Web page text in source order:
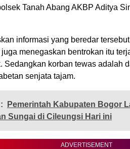
Tanah Abang AKBP Aditya
informasi yang beredar
menegaskan bentrokan itu
Sedangkan korban tewas adalah
senjata tajam.
Pemerintah Kabupaten Bogor
Sungai di Cileungsi Hari ini
ADVERTISEMENT